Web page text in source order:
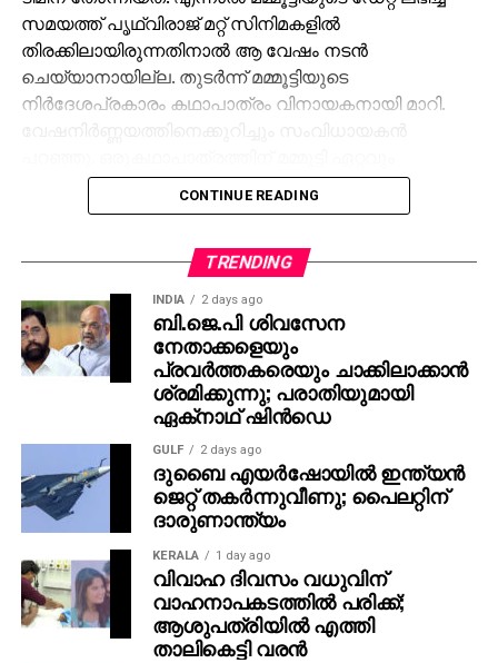
സമയത്ത് പൃഥ്വിരാജ് മറ്റ് സിനിമകളില്‍
തിരക്കിലായിരുന്നതിനാല്‍ ആ വേഷം നടന്‍
ചെയ്യാനായില്ല. തുടര്‍ന്ന് മമ്മൂട്ടിയുടെ
നിര്‍ദേശപ്രകാരം കഥാപാത്രം വിനായകനായി മാറി.
അനുയോജ്യനാണെന്ന് തോന്നിയതിനാല്‍
എക്‌സിക്യൂട്ടീവ് പ്രൊഡ്യൂസര്‍ വിവേക് ദാമോദരന്‍
തങ്ങള്‍ക്ക് മനസ്സിലുണ്ടായിരുന്നതുപോലെ തന്നെയാണ്
പൃഥ്വിരാജും ആ വേഷം മമ്മൂക്ക ചെയ്യണം എന്ന്
നിര്‍ദേശിച്ചതെന്നും അദ്ദേഹം വെളിപ്പെടുത്തി. ജിതിന്‍
കെ. ജോസ് പറഞ്ഞു പോലെ, വിനായകന്‍ അവതരിപ്പിച്ച
വേഷം തന്നെയാണ് ആദ്യം പൃഥ്വിരാജിന്
പരിഗണിച്ചത്. മമ്മൂട്ടി കമ്പനി നിര്‍മിച്ച ‘കളങ്കാവല്‍’
നവംബര്‍ 27ന് തീയേറ്ററുകളില്‍ റിലീസ് ചെയ്യും.
CONTINUE READING
TRENDING
INDIA 2 days ago
ബി.ജെ.പി ശിവസേന
നേതാക്കളെയും
പ്രവര്‍ത്തകരെയും ചാക്കിലാക്കാന്‍
ശ്രമിക്കുന്നു; പരാതിയുമായി
ഏക്‌നാഥ് ഷിന്‍ഡെ
GULF 2 days ago
ദുബൈ എയര്‍ഷോയില്‍ ഇന്ത്യന്‍
ജെറ്റ് തകര്‍ന്നുവീണു; പൈലറ്റിന്
ദാരുണാന്ത്യം
KERALA 1 day ago
വിവാഹ ദിവസം വധുവിന്
വാഹനാപകടത്തില്‍ പരിക്ക്;
ആശുപത്രിയില്‍ എത്തി
താലികെട്ടി വരന്‍